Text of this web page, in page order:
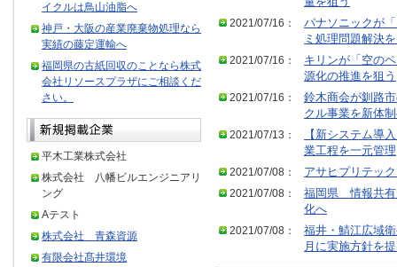
イクルは鳥山油脂へ
神戸・大阪の産業廃棄物処理なら
実績の藤定運輸へ
福岡県の古紙回収のことなら株式
会社リソースプラザにご相談くだ
さい。
平木工業株式会社
株式会社 八幡ビルエンジニアリ
ング
Aテスト
株式会社 青森資源
有限会社髙井環境
2021/07/16：
パナソニックが
ミ処理問題解決
2021/07/16：
キリンが「空の
源化の推進を狙う
2021/07/16：
鈴木商会が釧路
クル事業を新体
2021/07/13：
【新システム導
業工程を一元管理
2021/07/08：
アサヒプリテッ
2021/07/08：
福岡県 情報共有
化へ
2021/07/08：
福井・鯖江広域
月に実施方針を